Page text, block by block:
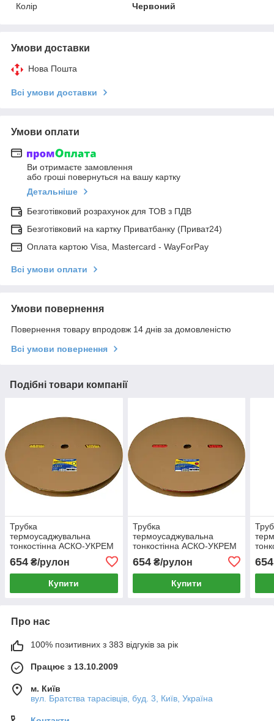
Колір
Червоний
Умови доставки
Нова Пошта
Всі умови доставки
Умови оплати
Ви отримаєте замовлення
або гроші повернуться на вашу картку
Детальніше
Безготівковий розрахунок для ТОВ з ПДВ
Безготівковий на картку Приватбанку (Приват24)
Оплата картою Visa, Mastercard - WayForPay
Всі умови оплати
Умови повернення
Повернення товару впродовж 14 днів за домовленістю
Всі умови повернення
Подібні товари компанії
Трубка
термоусаджувальна
тонкостінна АСКО-УКРЕМ
6,0/3,0 рулон 100м жовта
(A0150040684)
654 ₴/рулон
Купити
Трубка
термоусаджувальна
тонкостінна АСКО-УКРЕМ
червона (A0150040687)
654₴/рулон
Купити
654
Про нас
100% позитивних з 383 відгуків за рік
Працює з 13.10.2009
м. Київ
вул. Братства тарасівців, буд. 3, Київ, Україна